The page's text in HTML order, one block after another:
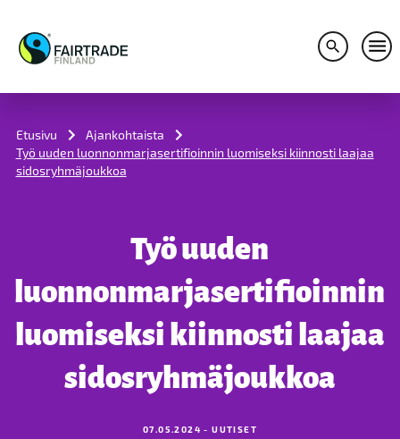
Avaa
Etusivu
Ajankohtaista
Työ uuden luonnonmarjasertifioinnin luomiseksi kiinnosti laajaa
sidosryhmäjoukkoa
Työ uuden
luonnonmarjasertifioinnin
luomiseksi kiinnosti laajaa
sidosryhmäjoukkoa
07.05.2024 - UUTISET